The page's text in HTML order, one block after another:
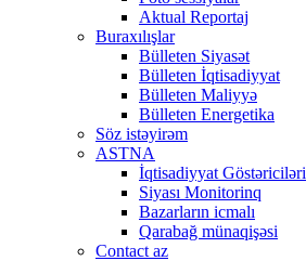
Aktual Reportaj
Buraxılışlar
Bülleten Siyasət
Bülleten İqtisadiyyat
Bülleten Maliyyə
Bülleten Energetika
Söz istəyirəm
ASTNA
İqtisadiyyat Göstəriciləri
Siyası Monitorinq
Bazarların icmalı
Qarabağ münaqişəsi
Contact az